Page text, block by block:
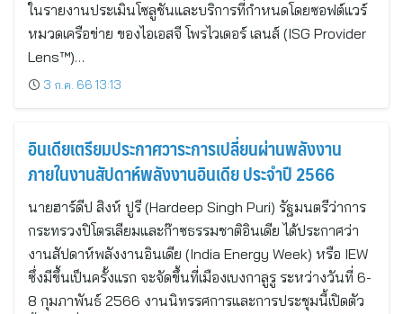
ในรายงานประเมินโซลูชันและบริการที่กำหนดโดยซอฟต์แวร์
หมวดเครือข่าย ของไอเอสจี โพรไวเดอร์ เลนส์ (ISG Provider
Lens™)…
3 ก.ค. 66 13:13
อินเดียเตรียมประกาศวาระการเปลี่ยนผ่านพลังงาน
ภายในงานสัปดาห์พลังงานอินเดีย ประจำปี 2566
นายฮาร์ดีป สิงห์ ปูรี (Hardeep Singh Puri) รัฐมนตรีว่าการ
กระทรวงปิโตรเลียมและก๊าซธรรมชาติอินเดีย ได้ประกาศว่า
งานสัปดาห์พลังงานอินเดีย (India Energy Week) หรือ IEW
ซึ่งมีขึ้นเป็นครั้งแรก จะจัดขึ้นที่เมืองเบงกาลูรู ระหว่างวันที่ 6-
8 กุมภาพันธ์ 2566 งานนิทรรศการและการประชุมนี้เปิดตัว